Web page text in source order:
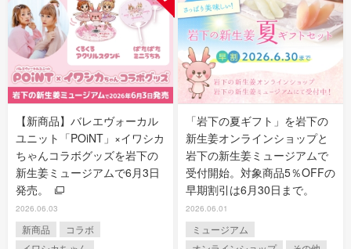
【新商品】バレエヴォーカル
ユニット「POiNT」×イワシカ
ちゃんコラボグッズを岩下の
新生姜ミュージアムで6月3日
発売。
2026.06.03
新商品
コラボ
「岩下の夏ギフト」を岩下の
新生姜オンラインショップと
岩下の新生姜ミュージアムで
受付開始。対象商品5％OFFの
早期割引は6月30日まで。
2026.06.01
ミュージアム